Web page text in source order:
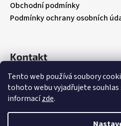
Tento web používá soubory
tohoto webu vyjadřujete souhlas
informacízde.
Obchodní podmínky
Podmínky ochrany osobních
Kontakt
info@ babybebare.cz
Facebook
babybebare